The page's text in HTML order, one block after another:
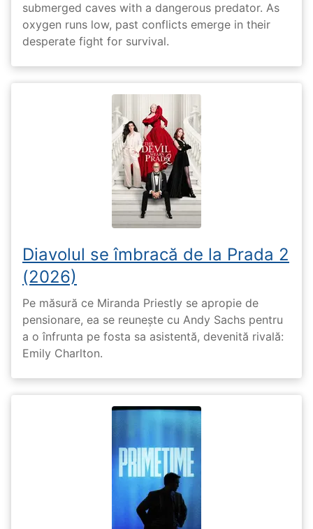
submerged caves with a dangerous predator. As
oxygen runs low, past conflicts emerge in their
desperate fight for survival.
Diavolul se îmbracă de la Prada 2
(2026)
Pe măsură ce Miranda Priestly se apropie de
pensionare, ea se reunește cu Andy Sachs pentru
a o înfrunta pe fosta sa asistentă, devenită rivală:
Emily Charlton.